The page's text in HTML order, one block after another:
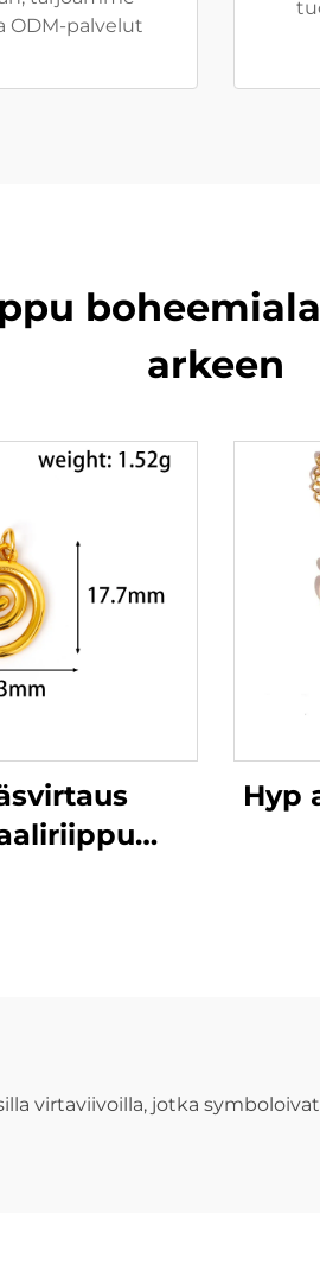
ODM-palvelut
arkeen
Hyp
virtaviivoilla, jotka